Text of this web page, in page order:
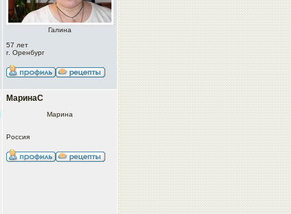
Галина
57 лет
г. Оренбург
МаринаС
Марина
Россия